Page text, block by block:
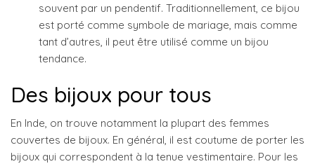
souvent par un pendentif. Traditionnellement, ce bijou
est porté comme symbole de mariage, mais comme
tant d’autres, il peut être utilisé comme un bijou
tendance.
Des bijoux pour tous
En Inde, on trouve notamment la plupart des femmes
couvertes de bijoux. En général, il est coutume de porter les
bijoux qui correspondent à la tenue vestimentaire. Pour les